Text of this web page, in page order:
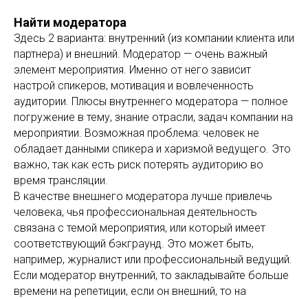
Найти модератора
Здесь 2 варианта: внутренний (из компании клиента или
партнера) и внешний. Модератор — очень важный
элемент мероприятия. Именно от него зависит
настрой спикеров, мотивация и вовлеченность
аудитории. Плюсы внутреннего модератора — полное
погружение в тему, знание отрасли, задач компании на
мероприятии. Возможная проблема: человек не
обладает данными спикера и харизмой ведущего. Это
важно, так как есть риск потерять аудиторию во
время трансляции.
В качестве внешнего модератора лучше привлечь
человека, чья профессиональная деятельность
связана с темой мероприятия, или который имеет
соответствующий бэкграунд. Это может быть,
например, журналист или профессиональный ведущий.
Если модератор внутренний, то закладывайте больше
времени на репетиции, если он внешний, то на